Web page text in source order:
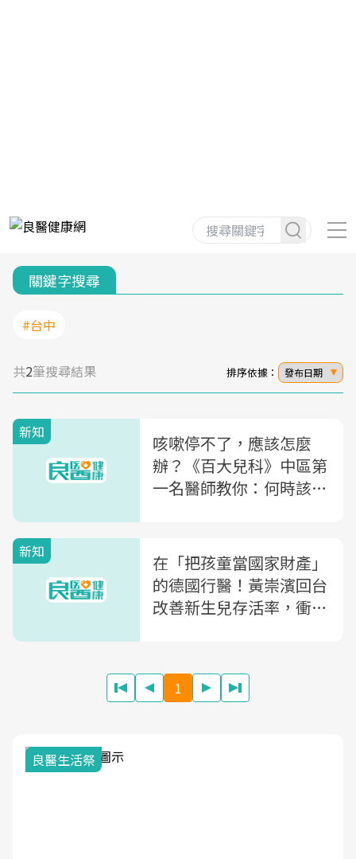
關鍵字搜尋
#台中
共2筆搜尋結果 排序依據： 發布日期
新知
咳嗽停不了，應該怎麼
辦？《百大兒科》中區第
一名醫師教你：何時該化
新知
在「把孩童當國家財產」
的德國行醫！黃崇濱回台
改善新生兒存活率，衝上
1
我與健康韌性的距離